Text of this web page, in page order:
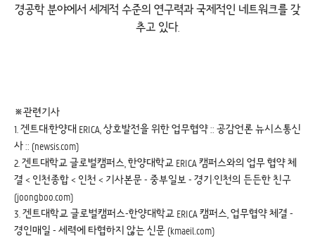
경공학 분야에서 세계적 수준의 연구력과 국제적인 네트워크를 갖
추고 있다.
※관련기사
1.겐트대·한양대 ERICA, 상호발전을 위한 업무협약 :: 공감언론 뉴시스통신
사 :: (newsis.com)
2.겐트대학교 글로벌캠퍼스, 한양대학교 ERICA 캠퍼스와의 업무 협약 체
결 < 인천종합 < 인천 < 기사본문 - 중부일보 - 경기·인천의 든든한 친구
(joongboo.com)
3.겐트대학교 글로벌캠퍼스-한양대학교 ERICA 캠퍼스, 업무협약 체결 -
경인매일 - 세력에 타협하지 않는 신문 (kmaeil.com)